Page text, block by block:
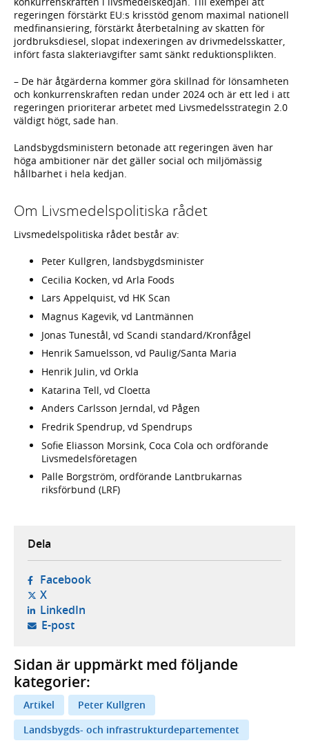
regeringen förstärkt EU:s krisstöd genom maximal nationell
medfinansiering, förstärkt återbetalning av skatten för
jordbruksdiesel, slopat indexeringen av drivmedelsskatter,
infört fasta slakteriavgifter samt sänkt reduktionsplikten.
– De här åtgärderna kommer göra skillnad för lönsamheten
och konkurrenskraften redan under 2024 och är ett led i att
regeringen prioriterar arbetet med Livsmedelsstrategin 2.0
väldigt högt, sade han.
Landsbygdsministern betonade att regeringen även har
höga ambitioner när det gäller social och miljömässig
hållbarhet i hela kedjan.
Om Livsmedelspolitiska rådet
Livsmedelspolitiska rådet består av:
Peter Kullgren, landsbygdsminister
Cecilia Kocken, vd Arla Foods
Lars Appelquist, vd HK Scan
Magnus Kagevik, vd Lantmännen
Jonas Tunestål, vd Scandi standard/Kronfågel
Henrik Samuelsson, vd Paulig/Santa Maria
Henrik Julin, vd Orkla
Katarina Tell, vd Cloetta
Anders Carlsson Jerndal, vd Pågen
Fredrik Spendrup, vd Spendrups
Sofie Eliasson Morsink, Coca Cola och ordförande
Livsmedelsföretagen
Palle Borgström, ordförande Lantbrukarnas
riksförbund (LRF)
Dela
Facebook- öppnas i ny flik, extern webbplats,
X- öppnas i ny flik, extern webbplats,
LinkedIn- öppnas i ny flik, extern webbplats,
E-post- öppnar din e-postklient,
Sidan är uppmärkt med följande
kategorier:
Artikel
Peter Kullgren
Landsbygds- och infrastrukturdepartementet